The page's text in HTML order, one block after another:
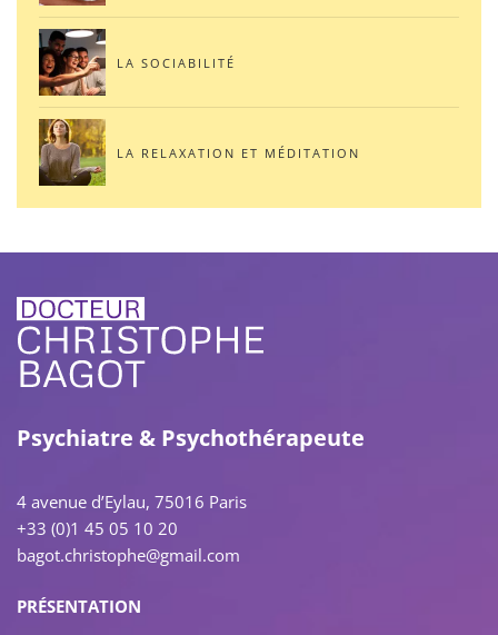
LA SOCIABILITÉ
LA RELAXATION ET MÉDITATION
Psychiatre & Psychothérapeute
4 avenue d’Eylau, 75016 Paris
+33 (0)1 45 05 10 20
bagot.christophe@gmail.com
PRÉSENTATION